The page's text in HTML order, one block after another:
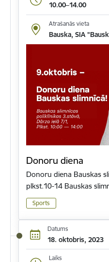
10.00–14.00
Atrašanās vieta
Bauska, SIA
Donoru diena
Donoru diena Bauskas
plkst.10-14 Bauskas
Sports
Datums
18. oktobris, 2023
Laiks